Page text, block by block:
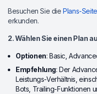
Besuchen Sie die Plans-Seite
erkunden.
2. Wählen Sie einen Plan
Optionen: Basic,
Empfehlung: Der
Leistungs-Verhältnis,
Bots, Trailing-Funktionen